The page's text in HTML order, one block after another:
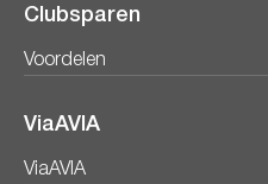
Clubsparen
Voordelen
ViaAVIA
ViaAVIA